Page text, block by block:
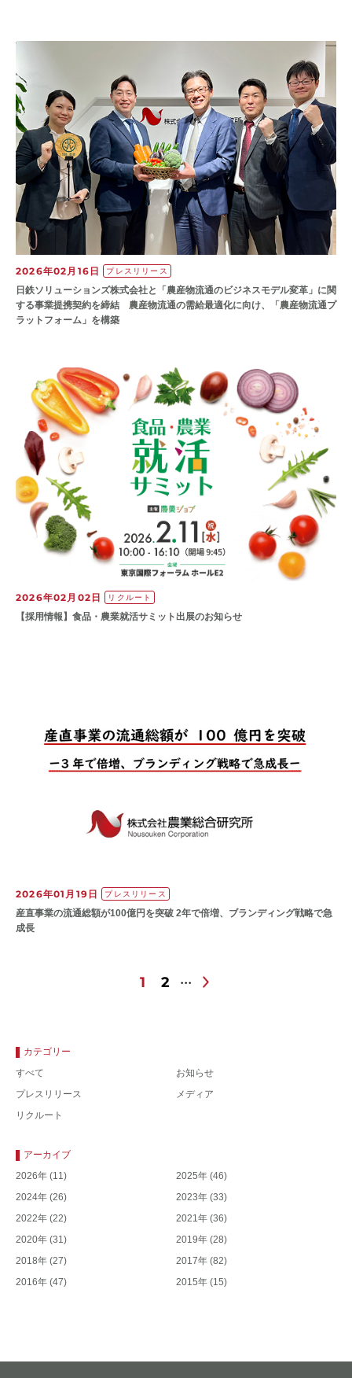
2026年02月16日 プレスリリース
日鉄ソリューションズ株式会社と「農産物流通のビジネスモデル変革」に関
する事業提携契約を締結 農産物流通の需給最適化に向け、「農産物流通プ
ラットフォーム」を構築
2026年02月02日 リクルート
【採用情報】食品・農業就活サミット出展のお知らせ
2026年01月19日 プレスリリース
産直事業の流通総額が100億円を突破 2年で倍増、ブランディング戦略で急
成長
1 2
カテゴリー
すべて
お知らせ
プレスリリース
メディア
リクルート
アーカイブ
2026年 (11) 2025年 (46)
2024年 (26) 2023年 (33)
2022年 (22) 2021年 (36)
2020年 (31) 2019年 (28)
2018年 (27) 2017年 (82)
2016年 (47) 2015年 (15)